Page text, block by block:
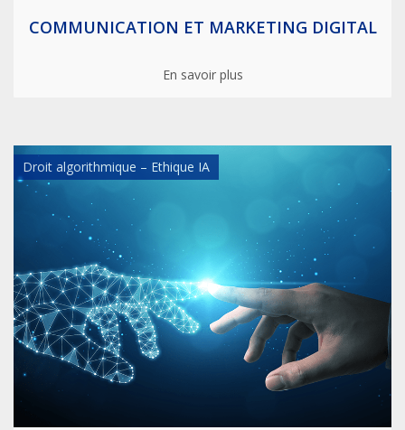
COMMUNICATION ET MARKETING DIGITAL
En savoir plus
Droit algorithmique – Ethique IA